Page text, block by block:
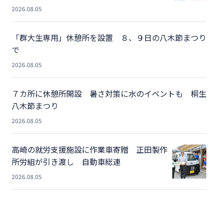
2026.08.05
「群大生専用」休憩所を設置 ８、９日の八木節まつり
で
2026.08.05
７カ所に休憩所開設 暑さ対策に水のイベントも 桐生
八木節まつり
2026.08.05
高崎の就労支援施設に作業車寄贈 正田製作
所労組が引き渡し 自動車総連
2026.08.05